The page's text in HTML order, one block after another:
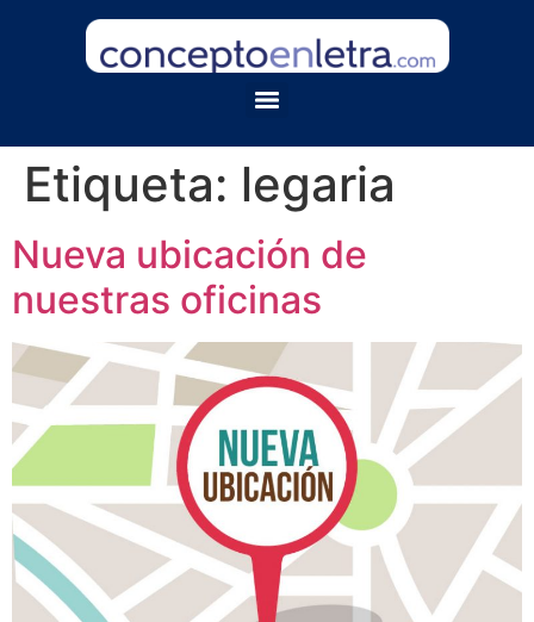
Etiqueta: legaria
Nueva ubicación de
nuestras oficinas